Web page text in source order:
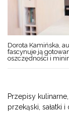
Dorota Kamińska,
fascynuje ją
oszczędności i
Przepisy
przekąski, sałatki i